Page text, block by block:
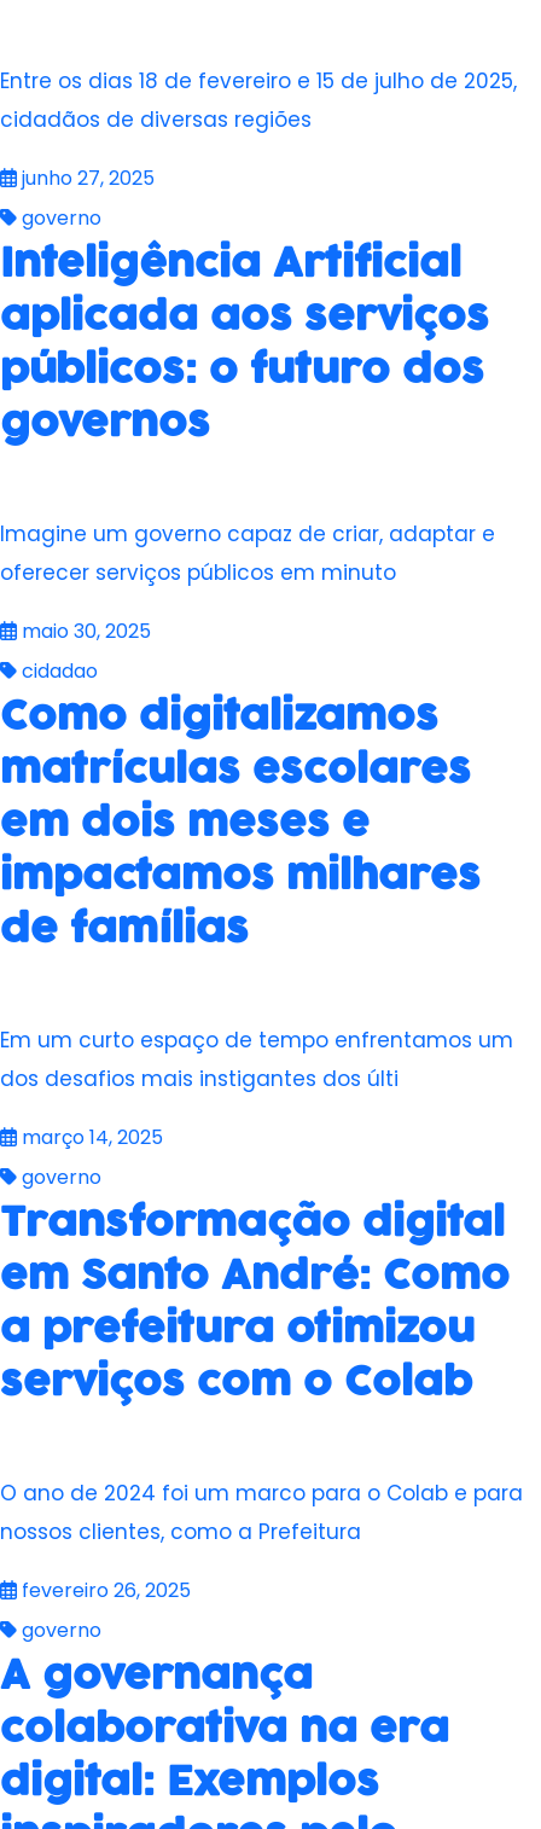
Entre os dias 18 de fevereiro e 15 de julho de 2025,
cidadãos de diversas regiões
junho 27, 2025
governo
Inteligência Artificial
aplicada aos serviços
públicos: o futuro dos
governos
Imagine um governo capaz de criar, adaptar e
oferecer serviços públicos em minuto
maio 30, 2025
cidadao
Como digitalizamos
matrículas escolares
em dois meses e
impactamos milhares
de famílias
Em um curto espaço de tempo enfrentamos um
dos desafios mais instigantes dos últi
março 14, 2025
governo
Transformação digital
em Santo André: Como
a prefeitura otimizou
serviços com o Colab
O ano de 2024 foi um marco para o Colab e para
nossos clientes, como a Prefeitura
fevereiro 26, 2025
governo
A governança
colaborativa na era
digital: Exemplos